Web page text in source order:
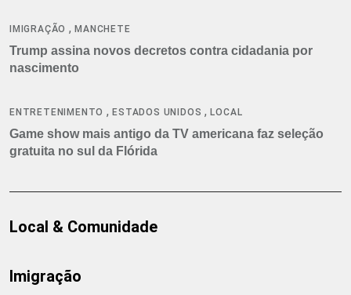
IMIGRAÇÃO ,MANCHETE
Trump assina novos decretos contra cidadania por
nascimento
ENTRETENIMENTO ,ESTADOS UNIDOS ,LOCAL
Game show mais antigo da TV americana faz seleção
gratuita no sul da Flórida
Local & Comunidade
Imigração